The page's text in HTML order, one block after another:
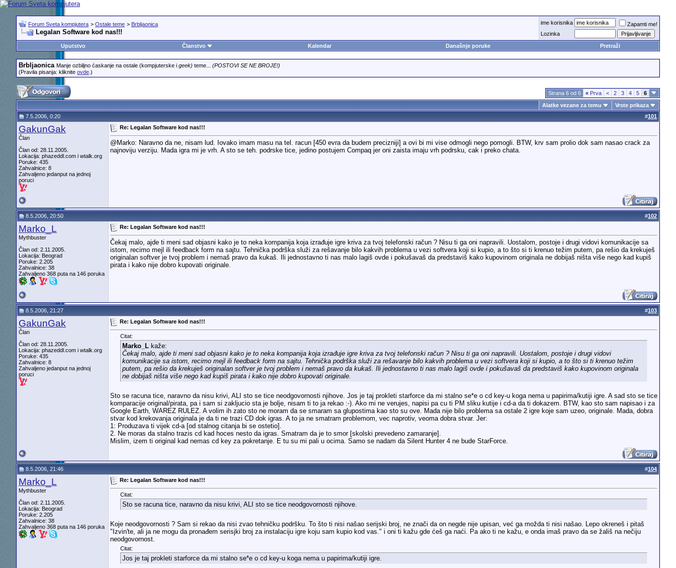
Forum Sveta kompjutera > Ostale teme > Brbljaonica
Legalan Software kod nas!!!
ime korisnika
Zapamti me!
Lozinka
Uputstvo
Članstvo Kalendar Današnje poruke Pretraži
Brbljaonica Manje ozbiljno ćaskanje na ostale (kompjuterske i geek) teme... (POSTOVI SE NE BROJE!)
(Pravila pisanja: kliknite ovde.)
Strana 6 od 6 «Prva < 2 3 4 5
6
Alatke vezane za temu
Vrste prikaza
7.5.2006, 0:20
#101
GakunGak
Član
Član od: 28.11.2005.
Lokacija: phazeddl.com i wtalk.org
Poruke: 435
Zahvalnice: 8
Zahvaljeno jedanput na jednoj
poruci
Re: Legalan Software kod nas!!!
@Marko: Naravno da ne, nisam lud. Iovako imam masu na tel. racun [450 evra da budem precizniji] a ovi bi mi vise odmogli nego pomogli. BTW, krv sam prolio dok sam nasao crack za
najnoviju verziju. Mada igra mi je vrh. A sto se teh. podrske tice, jedino postujem Compaq jer oni zaista imaju vrh podrsku, cak i preko chata.
8.5.2006, 20:50 #102
Marko_L
Mythbuster
Član od: 2.11.2005.
Lokacija: Beograd
Poruke: 2.205
Zahvalnice: 38
Zahvaljeno 368 puta na 146 poruka
Re: Legalan Software kod nas!!!
Čekaj malo, ajde ti meni sad objasni kako je to neka kompanija koja izrađuje igre kriva za tvoj telefonski račun ? Nisu ti ga oni napravili. Uostalom, postoje i drugi vidovi komunikacije sa
istom, recimo mejl ili feedback form na sajtu. Tehnička podrška služi za rešavanje bilo kakvih problema u vezi softvera koji si kupio, a to što si ti krenuo težim putem, pa rešio da krekuješ
originalan softver je tvoj problem i nemaš pravo da kukaš. Ili jednostavno ti nas malo lagiš ovde i pokušavaš da predstaviš kako kupovinom originala ne dobijaš ništa više nego kad kupiš
pirata i kako nije dobro kupovati originale.
8.5.2006, 21:27 #103
GakunGak
Član
Član od: 28.11.2005.
Lokacija: phazeddl.com i wtalk.org
Poruke: 435
Zahvalnice: 8
Zahvaljeno jedanput na jednoj
poruci
Re: Legalan Software kod nas!!!
Citat:
Marko_Lkaže:
Čekaj malo, ajde ti meni sad objasni kako je to neka kompanija koja izrađuje igre kriva za tvoj telefonski račun ? Nisu ti ga oni napravili. Uostalom, postoje i drugi vidovi
komunikacije sa istom, recimo mejl ili feedback form na sajtu. Tehnička podrška služi za rešavanje bilo kakvih problema u vezi softvera koji si kupio, a to što si ti krenuo težim
putem, pa rešio da krekuješ originalan softver je tvoj problem i nemaš pravo da kukaš. Ili jednostavno ti nas malo lagiš ovde i pokušavaš da predstaviš kako kupovinom originala
ne dobijaš ništa više nego kad kupiš pirata i kako nije dobro kupovati originale.
Sto se racuna tice, naravno da nisu krivi, ALI sto se tice neodgovornosti njihove. Jos je taj prokleti starforce da mi stalno se*e o cd key-u koga nema u papirima/kutiji igre. A sad sto se tice
komparacije original/pirata, pa i sam si zakljucio sta je bolje, nisam ti to ja rekao :-). Ako mi ne verujes, napisi pa cu ti PM sliku kutije i cd-a da ti dokazem. BTW, kao sto sam napisao i za
Google Earth, WAREZ RULEZ. A volim ih zato sto ne moram da se smaram sa glupostima kao sto su ove. Mada nije bilo problema sa ostale 2 igre koje sam uzeo, originale. Mada, dobra
stvar kod krekovanja originala je da ti ne trazi CD dok igras. A to ja ne smatram problemom, vec naprotiv, veoma dobra stvar. Jer:
1: Produzava ti vijek cd-a [od stalnog citanja bi se ostetio].
2. Ne moras da stalno trazis cd kad hoces nesto da igras. Smatram da je to smor [skolski prevedeno zamaranje].
Mislim, izem ti original kad nemas cd key za pokretanje. E tu su mi pali u ocima. Samo se nadam da Silent Hunter 4 ne bude StarForce.
8.5.2006, 21:46 #104
Marko_L
Mythbuster
Član od: 2.11.2005.
Lokacija: Beograd
Poruke: 2.205
Zahvalnice: 38
Zahvaljeno 368 puta na 146 poruka
Re: Legalan Software kod nas!!!
Citat:
Sto se racuna tice, naravno da nisu krivi, ALI sto se tice neodgovornosti njihove.
Koje neodgovornosti ? Sam si rekao da nisi zvao tehničku podršku. To što ti nisi našao serijski broj, ne znači da on negde nije upisan, već ga možda ti nisi našao. Lepo okreneš i pitaš
"Izvin'te, ali ja ne mogu da pronađem serisjki broj za instalaciju igre koju sam kupio kod vas." i oni ti kažu gde ćeš ga naći. Pa ako ti ne kažu, e onda imaš pravo da se žališ na nečiju
neodgovornost.
Citat:
Jos je taj prokleti starforce da mi stalno se*e o cd key-u koga nema u papirima/kutiji igre.